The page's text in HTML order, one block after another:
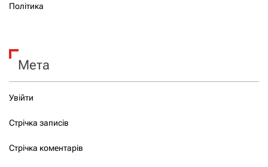
Політика
Мета
Увійти
Стрічка записів
Стрічка коментарів